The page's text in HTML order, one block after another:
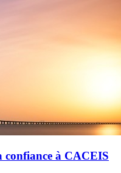
confiance à CACEIS